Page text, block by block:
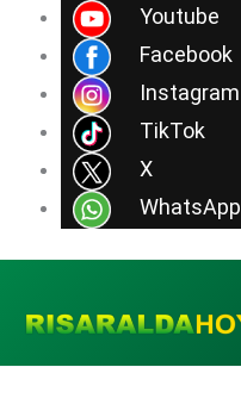
Youtube
Facebook
Instagram
TikTok
X
WhatsApp
contenido